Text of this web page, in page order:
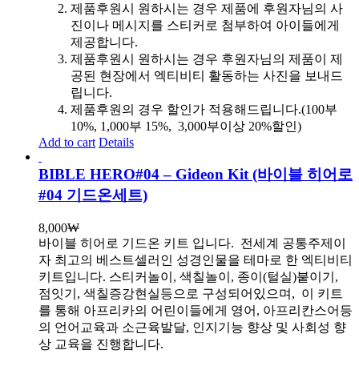
제품후원시 원하시는 경우 제품에 후원자님의 사
진이나 메시지를 스티커로 첨부하여 아이들에게
제공합니다.
제품후원시 원하시는 경우 후원자님의 제품이 제
공된 현장에서 엑티비티 활동하는 사진을 보내드
립니다.
제품후원의 경우 할인가 적용해드립니다.(100부
10%, 1,000부 15%, 3,000부이상 20%할인)
Add to cart Details
BIBLE HERO#04 – Gideon Kit (바이블 히어로
#04 기드온세트)
8,000₩
바이블 히어로 기드온 키트 입니다. 전세계 공통주제이
자 최고의 베스트셀러인 성경인물을 테마로 한 엑티비티
키트입니다. 스티커놀이, 색칠놀이, 종이(털실)붙이기,
점잇기, 색칠증강현실등으로 구성되어있으며, 이 키트
를 통해 아프리카의 어린이들에게 영어, 아프리칸스어등
의 언어교육과 소근육발달, 인지기능 향상 및 사회성 향
상 교육을 진행합니다.